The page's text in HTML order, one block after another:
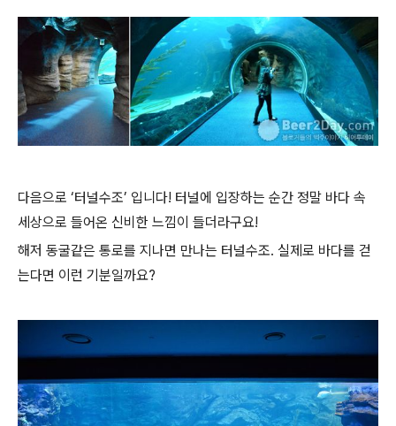
다음으로 ‘터널수조’ 입니다! 터널에 입장하는 순간 정말 바다 속
세상으로 들어온 신비한 느낌이 들더라구요!
해저 동굴같은 통로를 지나면 만나는 터널수조. 실제로 바다를 걷
는다면 이런 기분일까요?